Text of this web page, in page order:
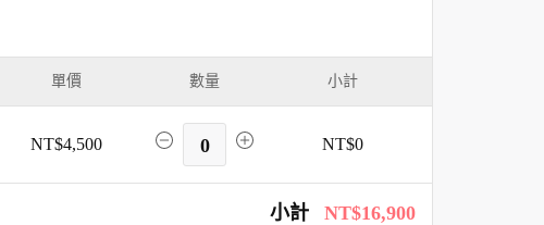
單價 數量 小計
NT$4,500 0 NT$0
小計 NT$16,900